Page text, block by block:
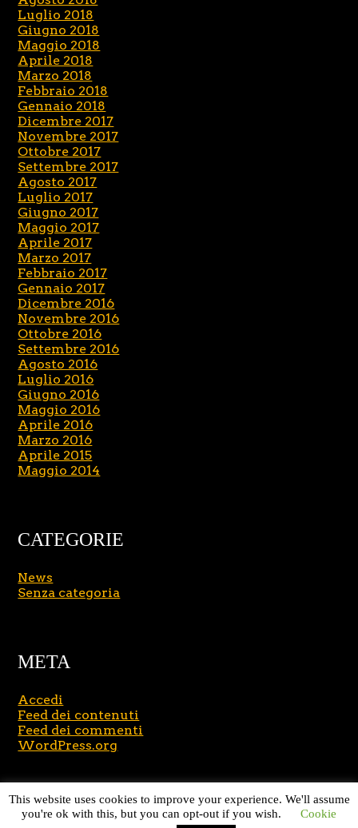
Luglio 2018
Giugno 2018
Maggio 2018
Aprile 2018
Marzo 2018
Febbraio 2018
Gennaio 2018
Dicembre 2017
Novembre 2017
Ottobre 2017
Settembre 2017
Agosto 2017
Luglio 2017
Giugno 2017
Maggio 2017
Aprile 2017
Marzo 2017
Febbraio 2017
Gennaio 2017
Dicembre 2016
Novembre 2016
Ottobre 2016
Settembre 2016
Agosto 2016
Luglio 2016
Giugno 2016
Maggio 2016
Aprile 2016
Marzo 2016
Aprile 2015
Maggio 2014
CATEGORIE
News
Senza categoria
META
Accedi
Feed dei contenuti
Feed dei commenti
WordPress.org
Copyright © 2026 Massimo Brusasco
. All Rights
Reserved.Journal Lite by Slocum Studio
This website uses cookies to improve your experience. We'll assume
you're ok with this, but you can opt-out if you wish.
Cookie